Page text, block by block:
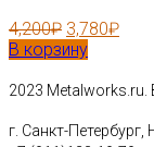
4,200₽ 3,780₽
В корзину
2023
г. Санкт-